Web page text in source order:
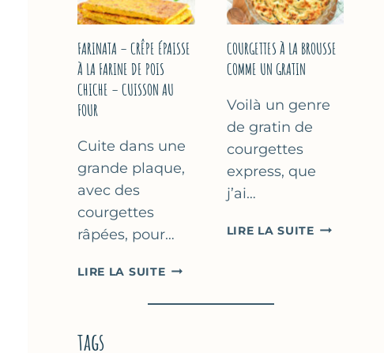
SANS
COMME
MARSEILLE
FARINATA – CRÊPE ÉPAISSE
À LA FARINE DE POIS
CHICHE – CUISSON AU
FOUR
Cuite dans une
grande plaque,
avec des
courgettes
râpées, pour…
LIRE LA SUITEFARINATA
CRÊPE
COURGETTES À LA BROUSSE
COMME UN GRATIN
Voilà un genre
de gratin de
courgettes
express, que
j’ai…
LIRE LA SUITE
tags